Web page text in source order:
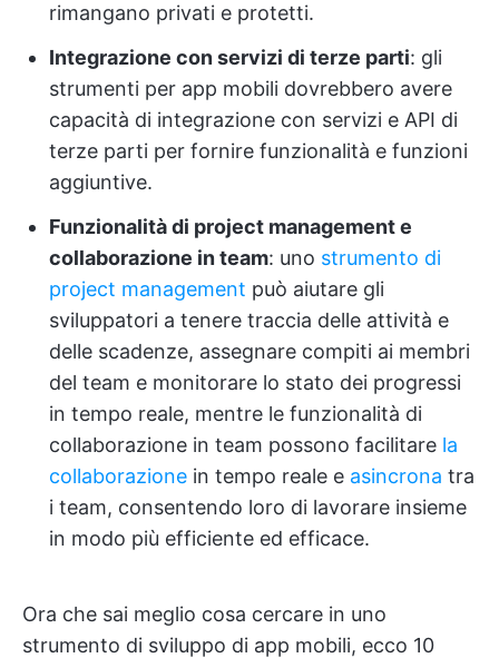
rimangano privati e protetti.
Integrazione con servizi di terze parti: gli
strumenti per app mobili dovrebbero avere
capacità di integrazione con servizi e API di
terze parti per fornire funzionalità e funzioni
aggiuntive.
Funzionalità di project management e
collaborazione in team: uno strumento di
project management può aiutare gli
sviluppatori a tenere traccia delle attività e
delle scadenze, assegnare compiti ai membri
del team e monitorare lo stato dei progressi
in tempo reale, mentre le funzionalità di
collaborazione in team possono facilitare la
collaborazione in tempo reale e asincrona tra
i team, consentendo loro di lavorare insieme
in modo più efficiente ed efficace.
Ora che sai meglio cosa cercare in uno
strumento di sviluppo di app mobili, ecco 10